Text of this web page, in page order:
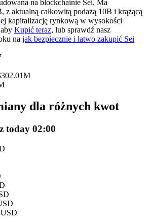
traderów
na blockchainie Sei. Ma
z aktualną całkowitą podażą 10B i krążącą
kapitalizację rynkową w wysokości
Kupić teraz, lub sprawdź nasz
na jak bezpiecznie i łatwo zakupić Sei
302.01M
dla różnych kwot
today 02:00
USD